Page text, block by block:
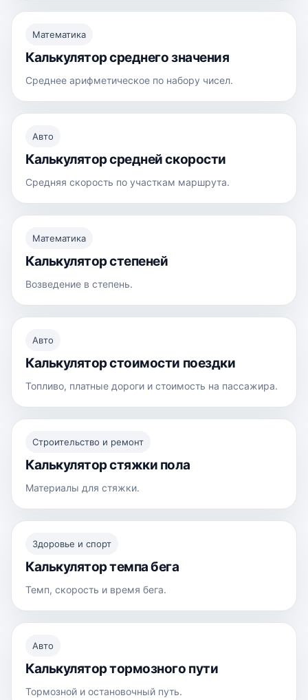
Математика
Калькулятор среднего значения
Среднее арифметическое по набору чисел.
Авто
Калькулятор средней скорости
Средняя скорость по участкам маршрута.
Математика
Калькулятор степеней
Возведение в степень.
Авто
Калькулятор стоимости поездки
Топливо, платные дороги и стоимость на пассажира.
Строительство и ремонт
Калькулятор стяжки пола
Материалы для стяжки.
Здоровье и спорт
Калькулятор темпа бега
Темп, скорость и время бега.
Авто
Калькулятор тормозного пути
Тормозной и остановочный путь.